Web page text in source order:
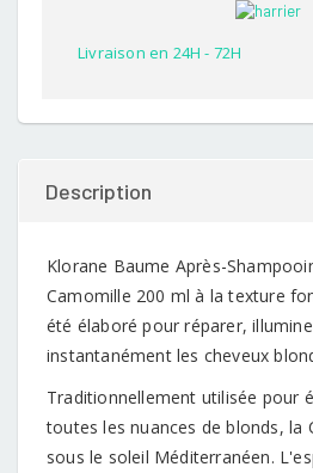
Livraison en 24H - 72H
Description
Klorane Baume Après-
Camomille 200 ml à la texture
été élaboré pour réparer,
instantanément les cheveux
Traditionnellement utilisée pour
toutes les nuances de blonds, la
sous le soleil Méditerranéen.